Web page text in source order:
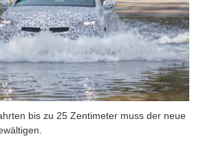
bis zu 25 Zentimeter muss der neue